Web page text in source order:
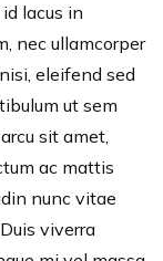
lacus in
nec ullamcorper
eleifend sed
ut sem
sit amet,
ac mattis
nunc vitae
viverra